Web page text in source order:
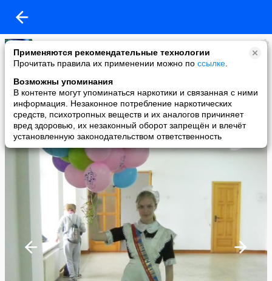
Применяются рекомендательные технологии
Прочитать правила их применении можно по ссылке
Возможны упоминания
В контенте могут упоминаться наркотики и связанная с ними
информация. Незаконное потребление наркотических
средств, психотропных веществ и их аналогов причиняет
вред здоровью, их незаконный оборот запрещён и влечёт
установленную законодательством ответственность
Александр Руколеев
added a photo
24 Sep в 15:55